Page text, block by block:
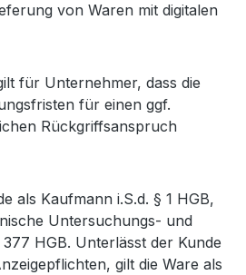
von Waren mit digitalen
für Unternehmer, dass die
für einen ggf.
Rückgriffsanspruch
als Kaufmann i.S.d. § 1 HGB,
Untersuchungs- und
HGB. Unterlässt der Kunde
gilt die Ware als